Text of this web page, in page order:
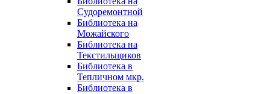
Судоремонтной
Библиотека на
Можайского
Библиотека на
Текстильщиков
Библиотека в
Тепличном мкр.
Библиотека в